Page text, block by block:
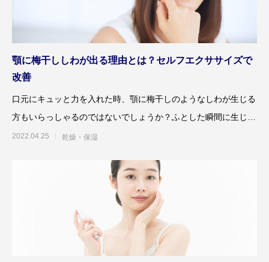
顎に梅干ししわが出る理由とは？セルフエクササイズで
改善
口元にキュッと力を入れた時、顎に梅干しのようなしわが生じる
方もいらっしゃるのではないでしょうか？ふとした瞬間に生じる
顎のしわしわは、まさに
2022.04.25 乾燥・保湿